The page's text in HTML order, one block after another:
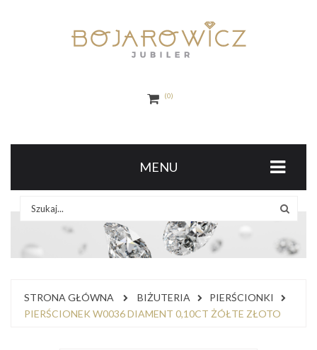
0
MENU
STRONA GŁÓWNA BIŻUTERIA
PIERŚCIONKI
PIERŚCIONEK W0036 DIAMENT 0,10CT ŻÓŁTE ZŁOTO